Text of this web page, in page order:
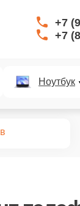
+7
+7
Ноутбук